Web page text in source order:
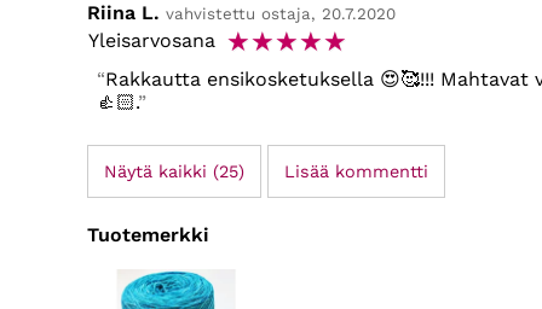
Riina L. vahvistettu ostaja, 20.7.2020
Yleisarvosana ☆☆☆☆☆
Rakkautta ensikosketuksella 😍🥰!!! Mahtavat
👍🏻.
Näytä kaikki (25) Lisää kommentti
Tuotemerkki